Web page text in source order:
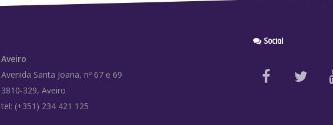
Aveiro
Avenida Santa Joana, nº 67 e 69
3810-329, Aveiro
tel: (+351) 234 421 125
Social